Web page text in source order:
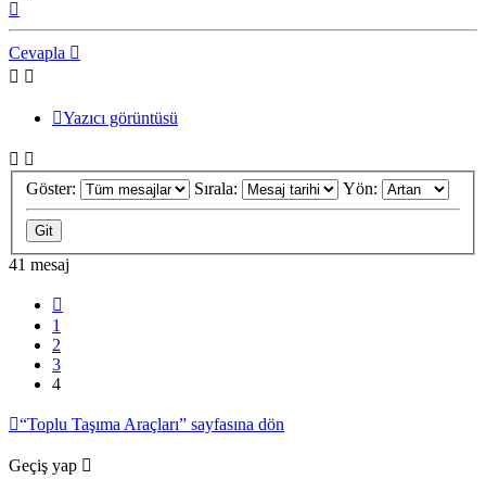
Cevapla
Yazıcı görüntüsü
Göster: Sırala: Yön:
41 mesaj
1
2
3
4
“Toplu Taşıma Araçları” sayfasına dön
Geçiş yap